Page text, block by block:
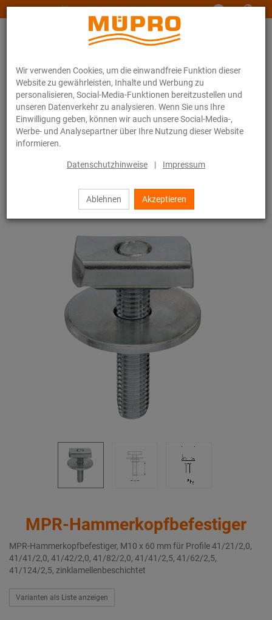
Wir verwenden Cookies, um die einwandfreie Funktion dieser
Website zu gewährleisten, Inhalte und Werbung zu
personalisieren, Social-Media-Funktionen bereitzustellen und
unseren Datenverkehr zu analysieren. Wenn Sie uns Ihre
Einwilligung geben, können wir auch unsere Social-Media-,
Werbe- und Analysepartner über Ihre Nutzung dieser Website
informieren.
Datenschutzhinweise | Impressum
Ablehnen Akzeptieren
www.muepro-maritim.com
Online-Katalog Befestigungstechnik
Lüftungsbefestigung
Installationsschienen für die Lüftungsbefestigung
MPR-Systemschienen (leichter bis mittlerer Lastbereich)
MPR-Hammerkopfbefestiger
MPR-Hammerkopfbefestiger, M10 x 60 mm für Profile 41/21/2,0,
41/41/2,0, 41/42/2,0, 41/82/2,0, 41/41/2,5, 41/62/2,5,
41/124/2,5, zinklamellenbeschichtet
Varianten als Liste anzeigen